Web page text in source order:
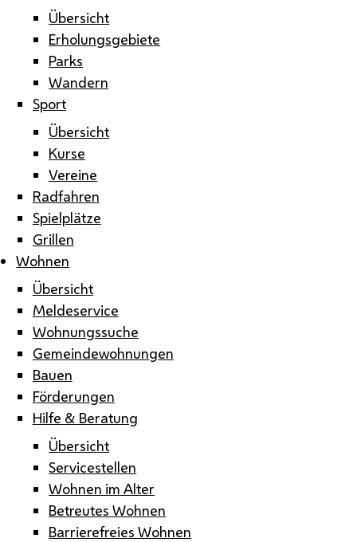
Übersicht
Erholungsgebiete
Parks
Wandern
Sport
Übersicht
Kurse
Vereine
Radfahren
Spielplätze
Grillen
Wohnen
Übersicht
Meldeservice
Wohnungssuche
Gemeindewohnungen
Bauen
Förderungen
Hilfe & Beratung
Übersicht
Servicestellen
Wohnen im Alter
Betreutes Wohnen
Barrierefreies Wohnen